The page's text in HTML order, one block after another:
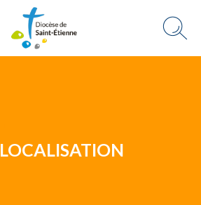
LOCALISATION